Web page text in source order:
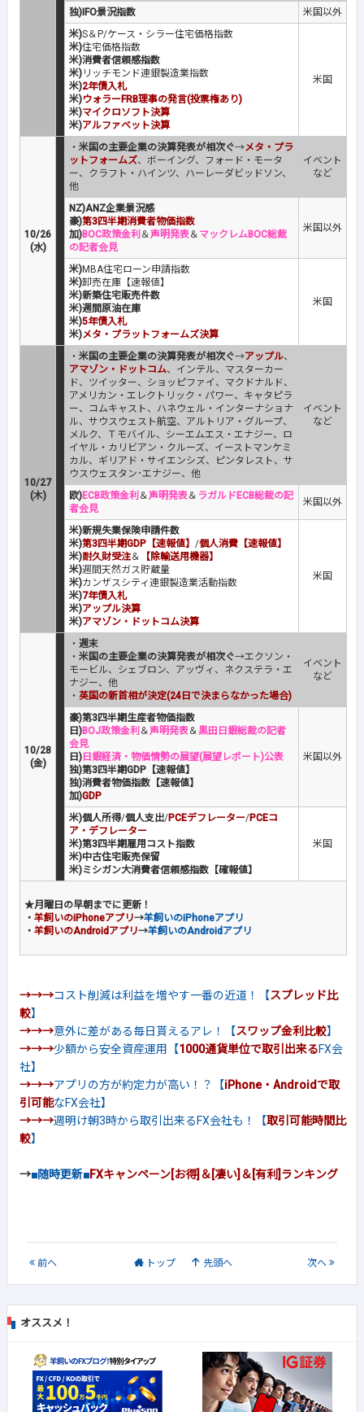
独)IFO景況指数
米国以外
米)S＆P/ケース・シラー住宅価格指数
米)住宅価格指数
米)消費者信頼感指数
米) リッチモンド連銀製造業指数
米)2年債入札
米)ウォラーFRB理事の発言(投票権あり)
米)マイクロソフト決算
米)アルファベット決算
米国
10/26
(水)
・ 米国の主要企業の決算発表が相次ぐ→メタ・プラ
ットフォームズ、ボーイング、フォード・モータ
ー、クラフト・ハインツ、ハーレーダビッドソン、
他
イベント
など
NZ)ANZ企業景況感
豪)第3四半期消費者物価指数
加)BOC政策金利 ＆声明発表＆ マックレムBOC総裁
の記者会見
米国以外
米)MBA住宅ローン申請指数
米)卸売在庫【速報値】
米)新築住宅販売件数
米)週間原油在庫
米)5年債入札
米)メタ・プラットフォームズ決算
米国
10/27
(木)
・ 米国の主要企業の決算発表が相次ぐ→アップル、
アマゾン・ドットコム、インテル、マスターカー
ド、ツイッター、ショッピファイ、マクドナルド、
アメリカン・エレクトリック・パワー、キャタピラ
ー、コムキャスト、ハネウェル・インターナショナ
ル、サウスウェスト航空、アルトリア・グループ、
メルク、Ｔモバイル、シーエムエス・エナジー、ロ
イヤル・カリビアン・クルーズ、イーストマンケミ
カル、ギリアド・サイエンシズ、ピンタレスト、サ
ウスウェスタン･エナジー、他
イベント
など
欧)ECB政策金利 ＆声明発表＆ ラガルドECB総裁の記
者会見
米国以外
米)新規失業保険申請件数
米)第3四半期GDP【速報値】 /個人消費【速報値】
米)耐久財受注＆
【除輸送用機器】
米)週間天然ガス貯蔵量
米)カンザスシティ連銀製造業活動指数
米)7年債入札
米)アップル決算
米)アマゾン・ドットコム決算
米国
10/28
(金)
・ 週末
・ 米国の主要企業の決算発表が相次ぐ→エクソン・
モービル、シェブロン、アッヴィ、ネクステラ・エ
ナジー、他
・ 英国の新首相が決定(24日で決まらなかった場合)
イベント
など
豪)第3四半期生産者物価指数
日)BOJ政策金利 ＆声明発表＆黒田日銀総裁の記者
会見
日) 日銀経済・物価情勢の展望(展望レポート)公表
独)第3四半期GDP【速報値】
独)消費者物価指数【速報値】
加)GDP
米国以外
米)個人所得/個人支出/PCEデフレーター/PCEコ
ア・デフレーター
米)第3四半期雇用コスト指数
米)中古住宅販売保留
米)ミシガン大消費者信頼感指数【確報値】
米国
★月曜日の早朝までに更新！
・ 羊飼いのiPhoneアプリ→羊飼いのiPhoneアプリ
・ 羊飼いのAndroidアプリ→羊飼いのAndroidアプリ
→→→コスト削減は利益を増やす一番の近道！【スプレッド比
較】
→→→意外に差がある毎日貰えるアレ！【スワップ金利比較】
→→→少額から安全資産運用【1000通貨単位で取引出来るFX会
社】
→→→アプリの方が約定力が高い！？【iPhone・Androidで取
引可能なFX会社】
→→→週明け朝3時から取引出来るFX会社も！【取引可能時間比
較】
→■随時更新■FXキャンペーン[お得]＆[凄い]＆[有利]ランキング
前へ トップ 先頭へ 次へ
オススメ！